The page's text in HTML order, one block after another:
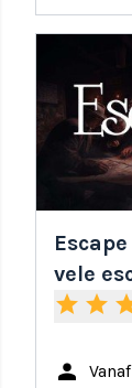
vele
star star
person